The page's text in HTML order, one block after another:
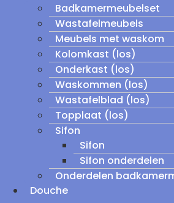
Badkamermeubelset
Wastafelmeubels
Meubels met waskom
Kolomkast (los)
Onderkast (los)
Waskommen (los)
Wastafelblad (los)
Topplaat (los)
Sifon
Sifon
Sifon onderdelen
Onderdelen
Douche